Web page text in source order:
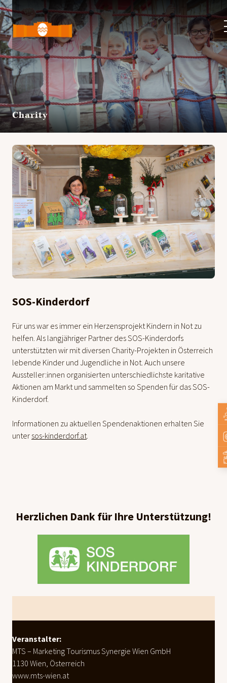
Ostermarkt
Schloss
Schönbrunn
Charity
SOS-Kinderdorf
Für uns war es immer ein Herzensprojekt Kindern in Not zu
helfen. Als langjähriger Partner des SOS-Kinderdorfs
unterstützten wir mit diversen Charity-Projekten in Österreich
lebende Kinder und Jugendliche in Not. Auch unsere
Aussteller:innen organisierten unterschiedlichste karitative
Aktionen am Markt und sammelten so Spenden für das SOS-
Kinderdorf.
Informationen zu aktuellen Spendenaktionen erhalten Sie
unter sos-kinderdorf.at
Herzlichen Dank für Ihre Unterstützung!
Veranstalter:
MTS – Marketing Tourismus Synergie Wien GmbH
1130 Wien, Österreich
www.mts-wien.at